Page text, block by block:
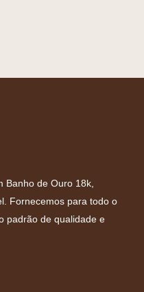
Banho de Ouro 18k,
Fornecemos para todo o
padrão de qualidade e